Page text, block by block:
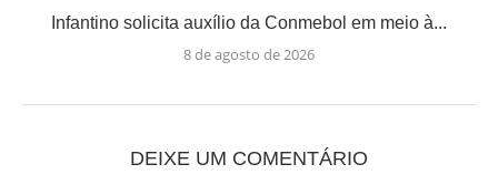
Infantino solicita auxílio da Conmebol em meio à...
8 de agosto de 2026
DEIXE UM COMENTÁRIO